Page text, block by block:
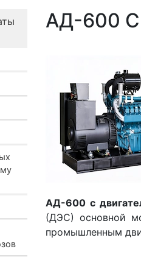
АД-600 С
АД-600 с
(ДЭС) основной
промышленным